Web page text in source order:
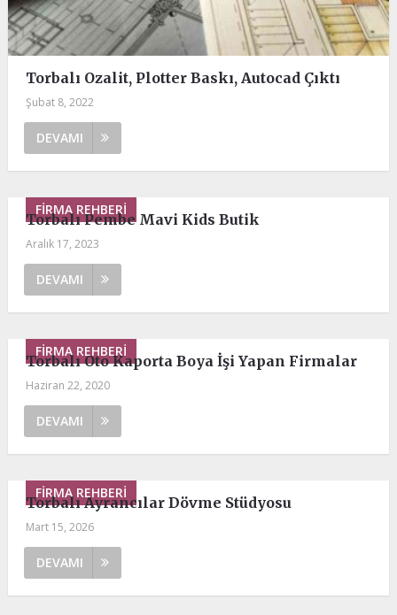
Torbalı Ozalit, Plotter Baskı, Autocad Çıktı
Şubat 8, 2022
DEVAMI
FIRMA REHBERI
Torbalı Pembe Mavi Kids Butik
Aralık 17, 2023
DEVAMI
FIRMA REHBERI
Torbalı Oto Kaporta Boya İşi Yapan Firmalar
Haziran 22, 2020
DEVAMI
FIRMA REHBERI
Torbalı Ayrancılar Dövme Stüdyosu
Mart 15, 2026
DEVAMI